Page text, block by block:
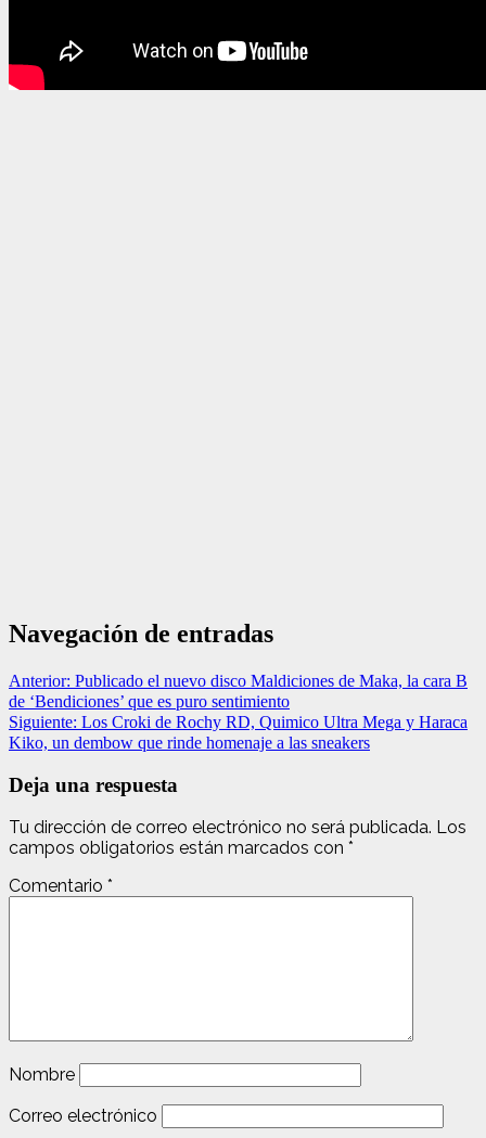
Navegación de entradas
Anterior: Publicado el nuevo disco Maldiciones de Maka, la cara B
de ‘Bendiciones’ que es puro sentimiento
Siguiente: Los Croki de Rochy RD, Quimico Ultra Mega y Haraca
Kiko, un dembow que rinde homenaje a las sneakers
Deja una respuesta
Tu dirección de correo electrónico no será publicada. Los
campos obligatorios están marcados con *
Comentario *
Nombre
Correo electrónico